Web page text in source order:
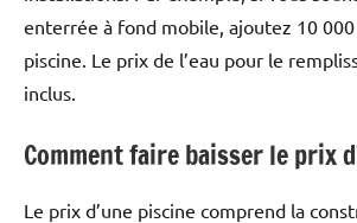
enterrée à fond mobile, ajoutez 10
piscine. Le prix de l’eau pour le
inclus.
Comment faire baisser le prix
Le prix d’une piscine comprend la